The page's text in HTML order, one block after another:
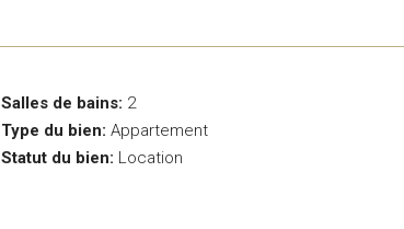
Salles de bains: 2
Type du bien: Appartement
Statut du bien: Location